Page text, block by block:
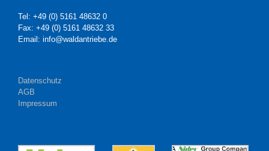
Tel: +49 (0) 5161 48632 0
Fax: +49 (0) 5161 48632 33
Email: info@waldantriebe.de
Datenschutz
AGB
Impressum